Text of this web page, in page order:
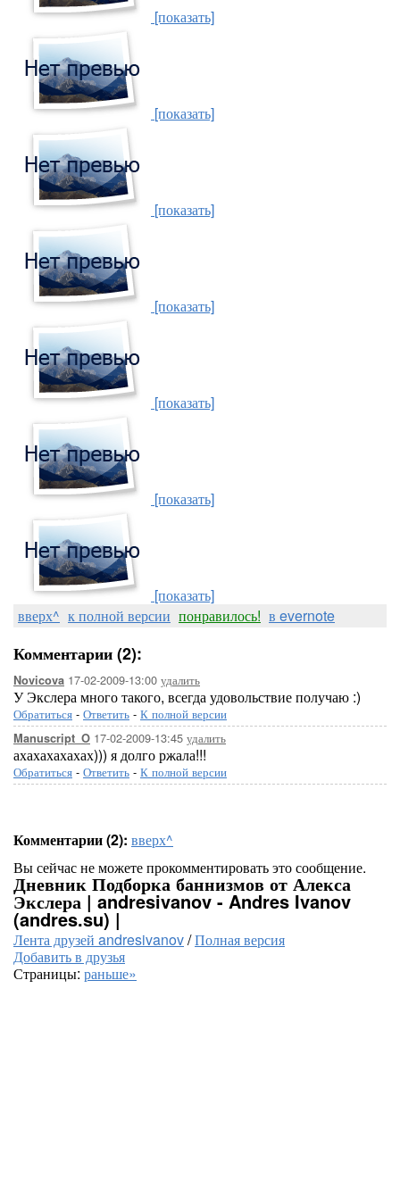
[показать]
[показать]
[показать]
[показать]
[показать]
[показать]
[показать]
вверх^ к полной версии понравилось! в evernote
Комментарии (2):
Novicova 17-02-2009-13:00 удалить
У Экслера много такого, всегда удовольствие получаю :)
Обратиться - Ответить - К полной версии
Manuscript_O 17-02-2009-13:45 удалить
ахахахахахах))) я долго ржала!!!
Обратиться - Ответить - К полной версии
Комментарии (2): вверх^
Вы сейчас не можете прокомментировать это сообщение.
Дневник Подборка баннизмов от Алекса
Экслера | andresivanov - Andres Ivanov
(andres.su) |
Лента друзей andresivanov/Полная версия
Добавить в друзья
Страницы: раньше»